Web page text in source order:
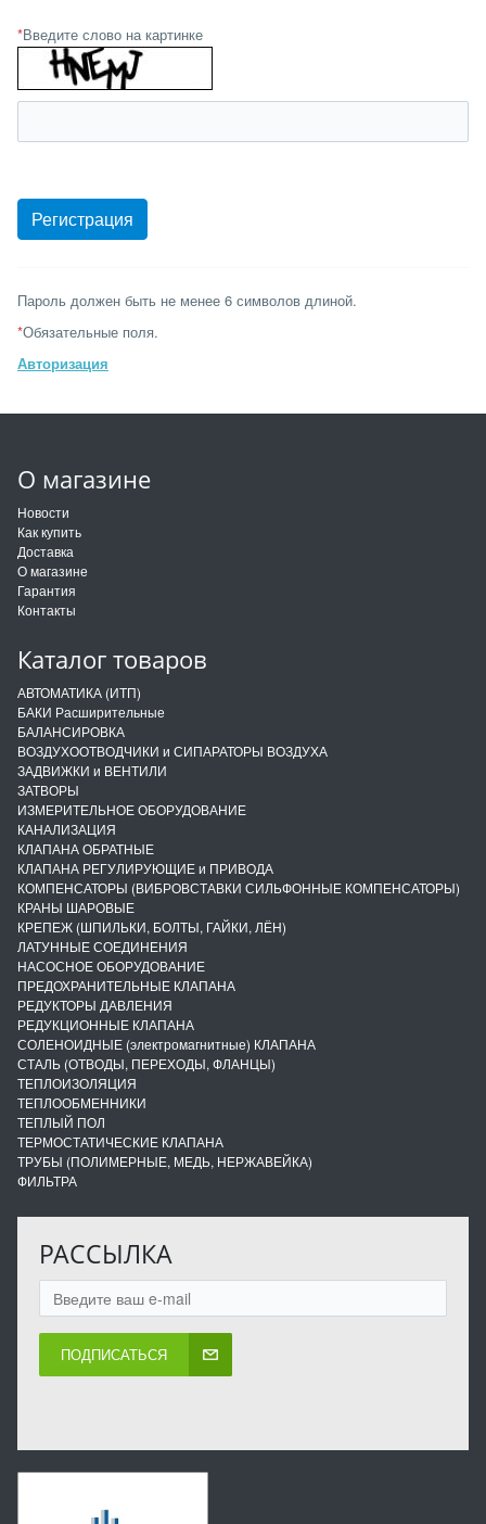
*Введите слово на картинке
Пароль должен быть не менее 6 символов длиной.
*Обязательные поля.
Авторизация
О магазине
Новости
Как купить
Доставка
О магазине
Гарантия
Контакты
Каталог товаров
АВТОМАТИКА (ИТП)
БАКИ Расширительные
БАЛАНСИРОВКА
ВОЗДУХООТВОДЧИКИ и СИПАРАТОРЫ ВОЗДУХА
ЗАДВИЖКИ и ВЕНТИЛИ
ЗАТВОРЫ
ИЗМЕРИТЕЛЬНОЕ ОБОРУДОВАНИЕ
КАНАЛИЗАЦИЯ
КЛАПАНА ОБРАТНЫЕ
КЛАПАНА РЕГУЛИРУЮЩИЕ и ПРИВОДА
КОМПЕНСАТОРЫ (ВИБРОВСТАВКИ СИЛЬФОННЫЕ КОМПЕНСАТОРЫ)
КРАНЫ ШАРОВЫЕ
КРЕПЕЖ (ШПИЛЬКИ, БОЛТЫ, ГАЙКИ, ЛЁН)
ЛАТУННЫЕ СОЕДИНЕНИЯ
НАСОСНОЕ ОБОРУДОВАНИЕ
ПРЕДОХРАНИТЕЛЬНЫЕ КЛАПАНА
РЕДУКТОРЫ ДАВЛЕНИЯ
РЕДУКЦИОННЫЕ КЛАПАНА
СОЛЕНОИДНЫЕ (электромагнитные) КЛАПАНА
СТАЛЬ (ОТВОДЫ, ПЕРЕХОДЫ, ФЛАНЦЫ)
ТЕПЛОИЗОЛЯЦИЯ
ТЕПЛООБМЕННИКИ
ТЕПЛЫЙ ПОЛ
ТЕРМОСТАТИЧЕСКИЕ КЛАПАНА
ТРУБЫ (ПОЛИМЕРНЫЕ, МЕДЬ, НЕРЖАВЕЙКА)
ФИЛЬТРА
РАССЫЛКА
ПОДПИСАТЬСЯ